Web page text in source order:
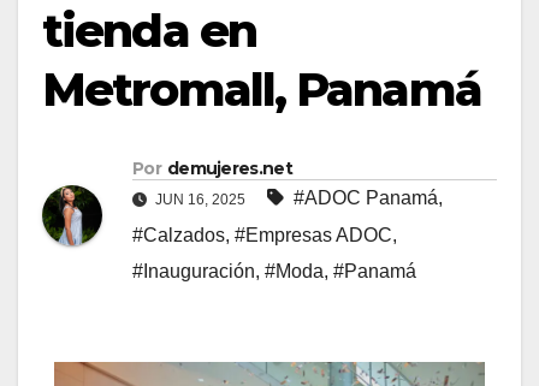
tienda en
Metromall, Panamá
Por demujeres.net
JUN 16, 2025 #ADOC Panamá,
#Calzados, #Empresas ADOC,
#Inauguración, #Moda, #Panamá